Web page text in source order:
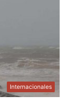
Internacionales